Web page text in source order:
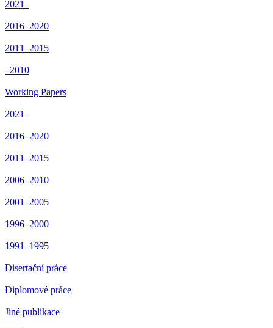
2021–
2016–2020
2011–2015
–2010
Working Papers
2021–
2016–2020
2011–2015
2006–2010
2001–2005
1996–2000
1991–1995
Disertační práce
Diplomové práce
Jiné publikace